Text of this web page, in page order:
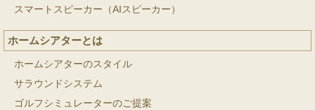
スマートスピーカー（AIスピーカー）
ホームシアターとは
ホームシアターのスタイル
サラウンドシステム
ゴルフシミュレーターのご提案